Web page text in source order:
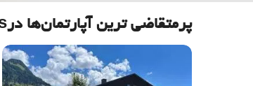
پرمتقاضی ترین آپارتمان‌‌ها درRauris